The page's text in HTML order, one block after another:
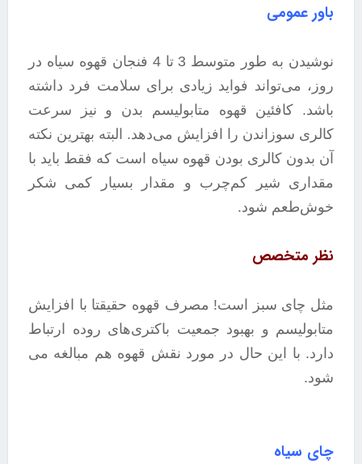
باور عمومی
نوشیدن به طور متوسط 3 تا 4 فنجان قهوه سیاه در
روز، می‌تواند فواید زیادی برای سلامت فرد داشته
باشد. کافئین قهوه متابولیسم بدن و نیز سرعت
کالری سوزاندن را افزایش می‌دهد. البته بهترین نکته‌
آن بدون کالری بودن قهوه سیاه است که فقط باید با
مقداری شیر کم‌چرب و مقدار بسیار کمی شکر
خوش‌طعم شود.
نظر متخصص
مثل چای سبز است! مصرف قهوه حقیقتا با افزایش
متابولیسم و بهبود جمعیت باکتری‌های روده ارتباط
دارد. با این حال در مورد نقش قهوه هم مبالغه می
شود.
چای سیاه